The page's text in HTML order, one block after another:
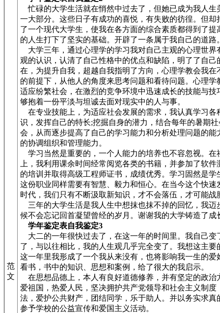
范
文
忙碌的大学生活就在悄然中过去了，但她已成为我人生
一大部分。这些日子有成功的喜悦，有失败的彷徨。但却
了一个现代大学生，使我在各方面的综合素质都得到了提
的人生打下了坚实的基础。开辟了一条属于我自己的道路
大学三年，通过心理学的学习我对自己主观的心理世界
观的认识，认清了自己性格中的优点和缺陷，明了了自己
在，为提升自我，超越自我指明了方向，心理学教会我在
的前提下，从他人的角度来思考问题和看待问题。心理学
适应纷繁社会，在激烈的竞争环境中迅速成长的技能与技
够抱着一份平淡与坦诚去面对现实中的人与事。
在专业技能上，为适应社会发展的需求，我认真学习各
识，发挥自己的特长;挖掘自身的潜力，结合每年的暑期
会，从而逐步提高了自己的学习能力和分析处理问题的能
的协调组织和管理能力。
学习当然是重要的，一个人能力的培养也不容忽视。在
上，我利用课余时间经常阅览各类的书籍，并参加了软件
的培训并取得高级工程师证书，成绩优秀。学习固然是学
这份职业同样需要有智慧、毅力和恒心。在当今这个快速
时代，我们只有不断汲取新知识，才不会落伍，才可能战
三年的大学生活是我人生中想抹也抹不掉的回忆，我迈
候不会忘记回首凝望曾经的岁月。谢谢我的大学铸造了成
学年鉴定表自我鉴定3
大二的一年很快过去了，在这一年的时间里。我自己变
了，与以往相比，我的人生观几乎完全变了。我想这主要
这一年里我形成了一个我从来没有，也将影响我一生的爱
看书，书中的知识、思想和案例，给了很大的我启示。
在思想品德上，本人有良好道德修养，并有坚定的政治
爱祖国，热爱人民，坚决拥护共产党领导和社会主义制度
法，爱护公共财产，团结同学，乐于助人。并以务实求真
参予学校的公益宣传和爱国主义活动。